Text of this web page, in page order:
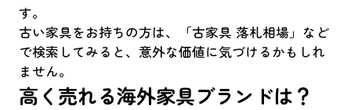
す。
古い家具をお持ちの方は、「古家具 落札相場」など
で検索してみると、意外な価値に気づけるかもしれ
ません。
高く売れる海外家具ブランドは？